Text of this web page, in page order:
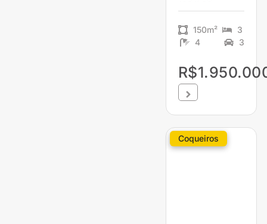
150m²
3
4
3
Coqueiros